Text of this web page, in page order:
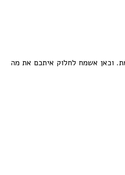
וכאן אשמח לחלוק איתכם את מה